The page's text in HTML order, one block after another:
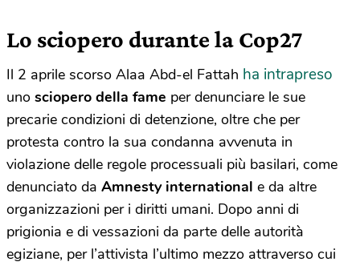
Lo sciopero durante la Cop27
Il 2 aprile scorso Alaa Abd-el Fattah ha intrapreso
uno sciopero della fame per denunciare le sue
precarie condizioni di detenzione, oltre che per
protesta contro la sua condanna avvenuta in
violazione delle regole processuali più basilari, come
denunciato da Amnesty international e da altre
organizzazioni per i diritti umani. Dopo anni di
prigionia e di vessazioni da parte delle autorità
egiziane, per l’attivista l’ultimo mezzo attraverso cui